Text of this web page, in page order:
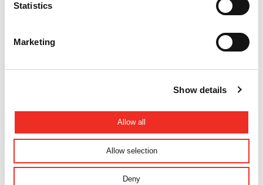
Statistics
Marketing
Show details
Allow all
Allow selection
Deny